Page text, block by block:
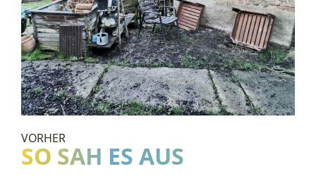
VORHER
SO SAH ES AUS